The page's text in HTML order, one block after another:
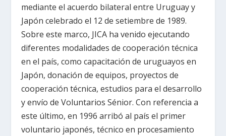
mediante el acuerdo bilateral entre Uruguay y
Japón celebrado el 12 de setiembre de 1989.
Sobre este marco, JICA ha venido ejecutando
diferentes modalidades de cooperación técnica
en el país, como capacitación de uruguayos en
Japón, donación de equipos, proyectos de
cooperación técnica, estudios para el desarrollo
y envío de Voluntarios Sénior. Con referencia a
este último, en 1996 arribó al país el primer
voluntario japonés, técnico en procesamiento